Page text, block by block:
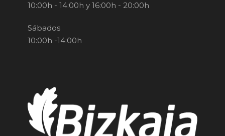
10:00h - 14:00h y 16:00h - 20:00h
Sábados
10:00h -14:00h